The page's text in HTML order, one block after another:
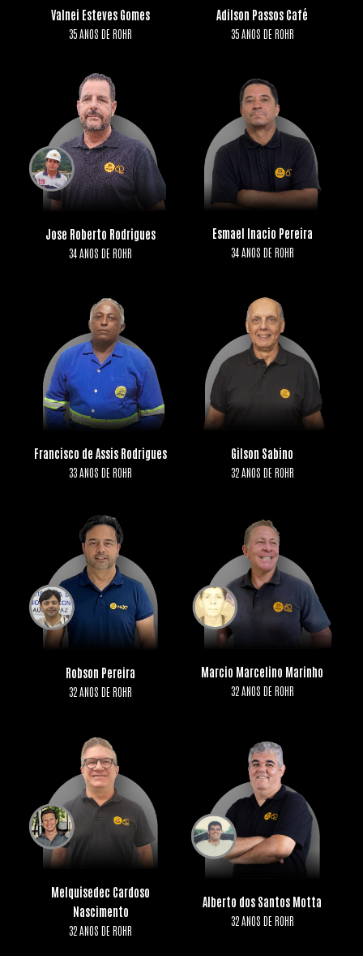
Valnei Esteves Gomes
35 ANOS DE ROHR
Adilson Passos Café
35 ANOS DE ROHR
Jose Roberto Rodrigues
34 ANOS DE ROHR
Esmael Inacio Pereira
34 ANOS DE ROHR
Francisco de Assis Rodrigues
33 ANOS DE ROHR
Gilson Sabino
32 ANOS DE ROHR
Robson Pereira
32 ANOS DE ROHR
Marcio Marcelino Marinho
32 ANOS DE ROHR
Melquisedec Cardoso
Nascimento
32 ANOS DE ROHR
Alberto dos Santos Motta
32 ANOS DE ROHR